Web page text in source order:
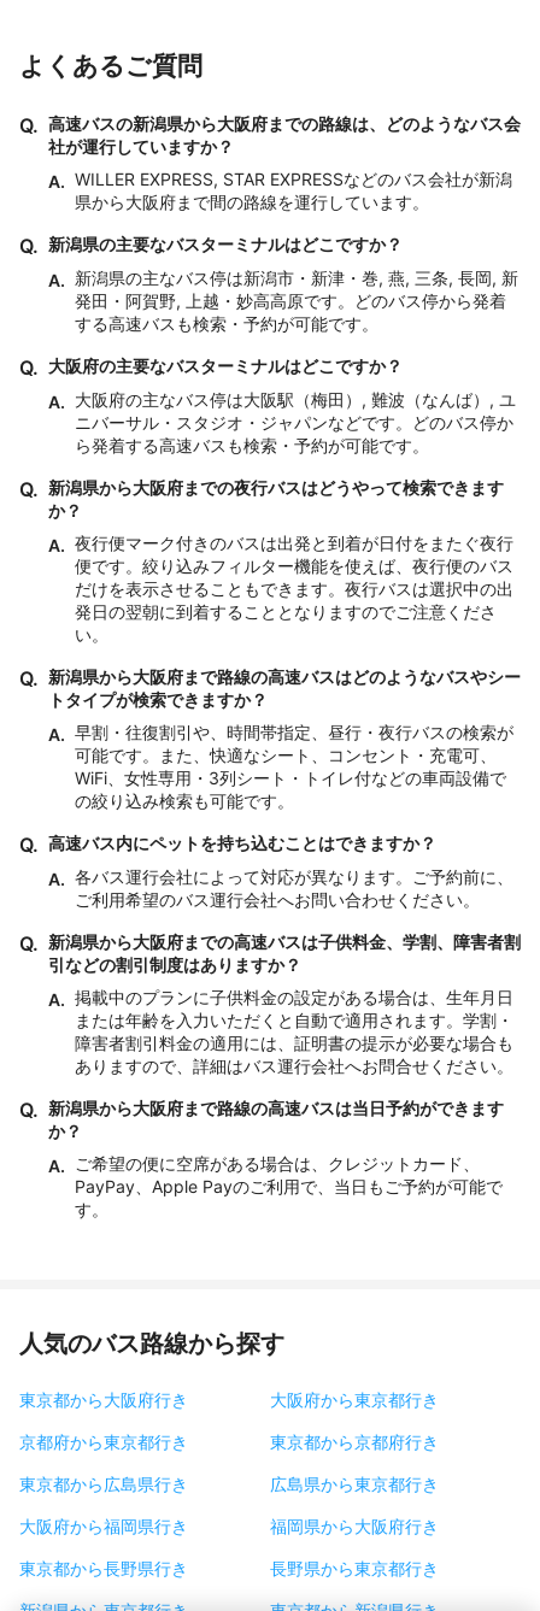
よくあるご質問
Q. 高速バスの新潟県から大阪府までの路線は、どのようなバス会
社が運行していますか？
A. WILLER EXPRESS, STAR EXPRESSなどのバス会社が新潟
県から大阪府まで間の路線を運行しています。
Q. 新潟県の主要なバスターミナルはどこですか？
A. 新潟県の主なバス停は新潟市・新津・巻, 燕, 三条, 長岡, 新
発田・阿賀野, 上越・妙高高原です。どのバス停から発着
する高速バスも検索・予約が可能です。
Q. 大阪府の主要なバスターミナルはどこですか？
A. 大阪府の主なバス停は大阪駅（梅田）, 難波（なんば）, ユ
ニバーサル・スタジオ・ジャパンなどです。どのバス停か
ら発着する高速バスも検索・予約が可能です。
Q. 新潟県から大阪府までの夜行バスはどうやって検索できます
か？
A. 夜行便マーク付きのバスは出発と到着が日付をまたぐ夜行
便です。絞り込みフィルター機能を使えば、夜行便のバス
だけを表示させることもできます。夜行バスは選択中の出
発日の翌朝に到着することとなりますのでご注意くださ
い。
Q. 新潟県から大阪府まで路線の高速バスはどのようなバスやシー
トタイプが検索できますか？
A. 早割・往復割引や、時間帯指定、昼行・夜行バスの検索が
可能です。また、快適なシート、コンセント・充電可、
WiFi、女性専用・3列シート・トイレ付などの車両設備で
の絞り込み検索も可能です。
Q. 高速バス内にペットを持ち込むことはできますか？
A. 各バス運行会社によって対応が異なります。ご予約前に、
ご利用希望のバス運行会社へお問い合わせください。
Q. 新潟県から大阪府までの高速バスは子供料金、学割、障害者割
引などの割引制度はありますか？
A. 掲載中のプランに子供料金の設定がある場合は、生年月日
または年齢を入力いただくと自動で適用されます。学割・
障害者割引料金の適用には、証明書の提示が必要な場合も
ありますので、詳細はバス運行会社へお問合せください。
Q. 新潟県から大阪府まで路線の高速バスは当日予約ができます
か？
A. ご希望の便に空席がある場合は、クレジットカード、
PayPay、Apple Payのご利用で、当日もご予約が可能で
す。
人気のバス路線から探す
東京都から大阪府行き 大阪府から東京都行き
京都府から東京都行き 東京都から京都府行き
東京都から広島県行き 広島県から東京都行き
大阪府から福岡県行き 福岡県から大阪府行き
東京都から長野県行き 長野県から東京都行き